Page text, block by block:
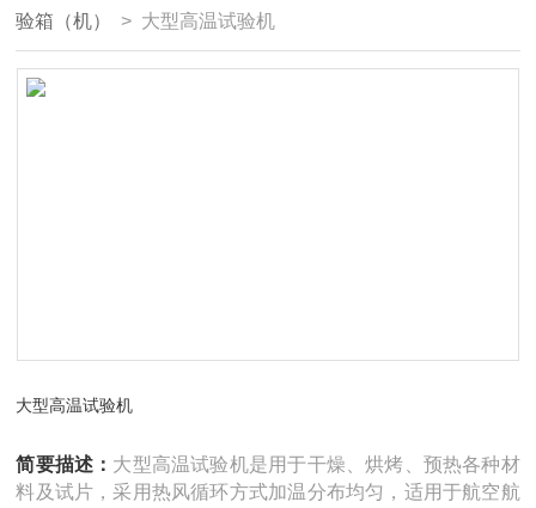
验箱（机） > 大型高温试验机
大型高温试验机
简要描述： 大型高温试验机是用于干燥、烘烤、预热各种材
料及试片，采用热风循环方式加温分布均匀，适用于航空航